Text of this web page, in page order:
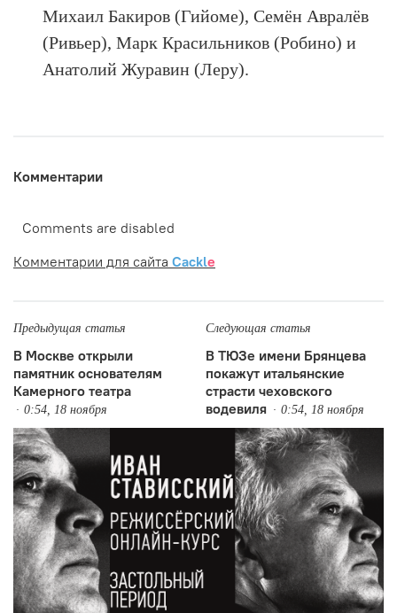
Михаил Бакиров (Гийоме), Семён Авралёв
(Ривьер), Марк Красильников (Робино) и
Анатолий Журавин (Леру).
Комментарии
Comments are disabled
Комментарии для сайта Cackle
Предыдущая статья
В Москве открыли
памятник основателям
Камерного театра
0:54, 18 ноября
Следующая статья
В ТЮЗе имени Брянцева
покажут итальянские
страсти чеховского
водевиля
0:54, 18 ноября